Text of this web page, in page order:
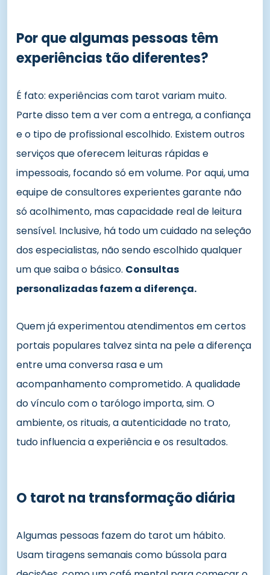
Por que algumas pessoas têm
experiências tão diferentes?
É fato: experiências com tarot variam muito.
Parte disso tem a ver com a entrega, a confiança
e o tipo de profissional escolhido. Existem outros
serviços que oferecem leituras rápidas e
impessoais, focando só em volume. Por aqui, uma
equipe de consultores experientes garante não
só acolhimento, mas capacidade real de leitura
sensível. Inclusive, há todo um cuidado na seleção
dos especialistas, não sendo escolhido qualquer
um que saiba o básico. Consultas
personalizadas fazem a diferença.
Quem já experimentou atendimentos em certos
portais populares talvez sinta na pele a diferença
entre uma conversa rasa e um
acompanhamento comprometido. A qualidade
do vínculo com o tarólogo importa, sim. O
ambiente, os rituais, a autenticidade no trato,
tudo influencia a experiência e os resultados.
O tarot na transformação diária
Algumas pessoas fazem do tarot um hábito.
Usam tiragens semanais como bússola para